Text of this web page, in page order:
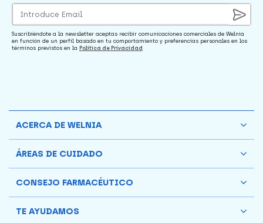
Suscribiéndote a la newsletter aceptas recibir comunicaciones comerciales de Welnia
en función de un perfil basado en tu comportamiento y preferencias personales en los
términos previstos en la Política de Privacidad
ACERCA DE WELNIA
ÁREAS DE CUIDADO
CONSEJO FARMACÉUTICO
TE AYUDAMOS